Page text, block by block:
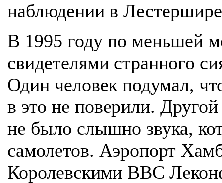
наблюдении в
В 1995 году по меньшей
свидетелями странного
Один человек подумал,
в это не поверили.
не было слышно звука,
самолетов. Аэропорт
Королевскими ВВС